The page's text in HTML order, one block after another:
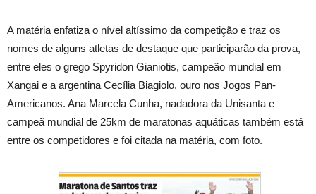
A matéria enfatiza o nível altíssimo da competição e traz os
nomes de alguns atletas de destaque que participarão da prova,
entre eles o grego Spyridon Gianiotis, campeão mundial em
Xangai e a argentina Cecília Biagiolo, ouro nos Jogos Pan-
Americanos. Ana Marcela Cunha, nadadora da Unisanta e
campeã mundial de 25km de maratonas aquáticas também está
entre os competidores e foi citada na matéria, com foto.